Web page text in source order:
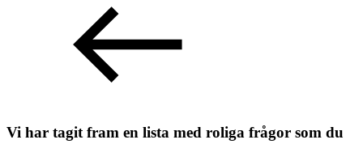
Vi har tagit fram en lista med roliga frågor som du